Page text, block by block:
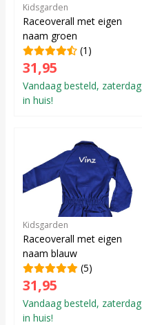
Kidsgarden
Raceoverall met eigen
naam groen
(1)
31,95
Vandaag besteld, zaterdag
in huis!
Kidsgarden
Raceoverall met eigen
naam blauw
(5)
31,95
Vandaag besteld, zaterdag
in huis!